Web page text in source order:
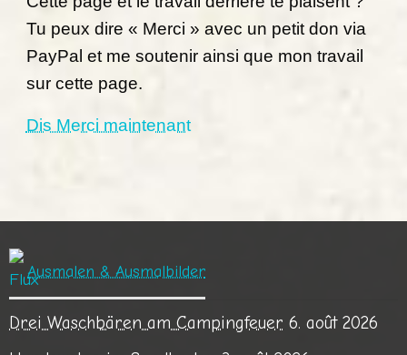
Tu peux dire « Merci » avec un petit don via
PayPal et me soutenir ainsi que mon travail
sur cette page.
Dis Merci maintenant
Ausmalen & Ausmalbilder
Drei Waschbären am Campingfeuer 6. août 2026